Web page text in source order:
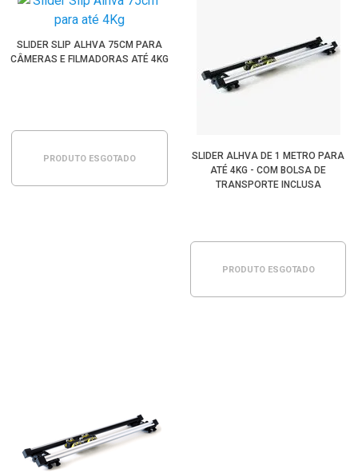
SLIDER SLIP ALHVA 75CM PARA
CÂMERAS E FILMADORAS ATÉ 4KG
PRODUTO ESGOTADO
SLIDER ALHVA DE 1 METRO PARA
ATÉ 4KG - COM BOLSA DE
TRANSPORTE INCLUSA
PRODUTO ESGOTADO